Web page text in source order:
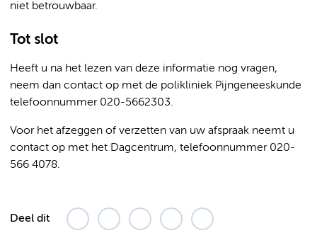
niet betrouwbaar.
Tot slot
Heeft u na het lezen van deze informatie nog vragen,
neem dan contact op met de polikliniek Pijngeneeskunde
telefoonnummer 020-5662303.
Voor het afzeggen of verzetten van uw afspraak neemt u
contact op met het Dagcentrum, telefoonnummer 020-
566 4078.
Deel dit